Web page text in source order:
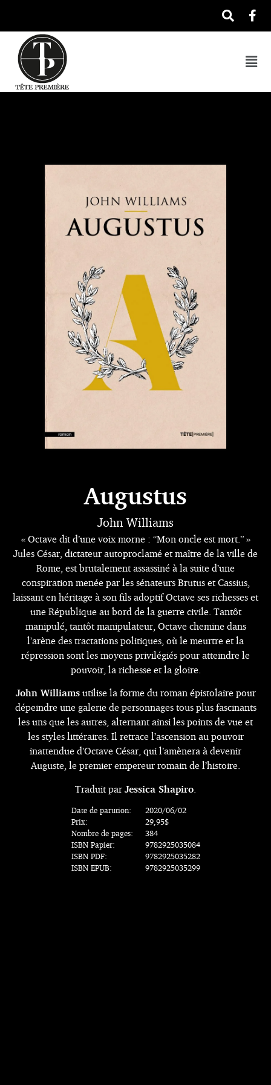
Augustus
John Williams
« Octave dit d’une voix morne : “Mon oncle est mort.” »
Jules César, dictateur autoproclamé et maître de la ville de
Rome, est brutalement assassiné à la suite d’une
conspiration menée par les sénateurs Brutus et Cassius,
laissant en héritage à son fils adoptif Octave ses richesses et
une République au bord de la guerre civile. Tantôt
manipulé, tantôt manipulateur, Octave chemine dans
l’arène des tractations politiques, où le meurtre et la
répression sont les moyens privilégiés pour atteindre le
pouvoir, la richesse et la gloire.
John Williamsutilise la forme du roman épistolaire pour
dépeindre une galerie de personnages tous plus fascinants
les uns que les autres, alternant ainsi les points de vue et
les styles littéraires. Il retrace l’ascension au pouvoir
inattendue d’Octave César, qui l’amènera à devenir
Auguste, le premier empereur romain de l’histoire.
Traduit par Jessica Shapiro
Date de parution:
Prix:
Nombre de pages:
ISBN Papier:
ISBN PDF:
ISBN EPUB:
2020/06/02
29,95$
384
9782925035084
9782925035282
9782925035299